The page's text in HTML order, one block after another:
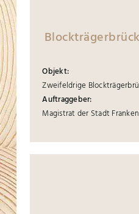
Objekt:
Zweifeldrige
Auftraggeber:
Magistrat der Stadt